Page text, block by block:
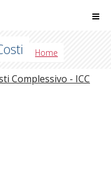
Home
Complessivo - ICC